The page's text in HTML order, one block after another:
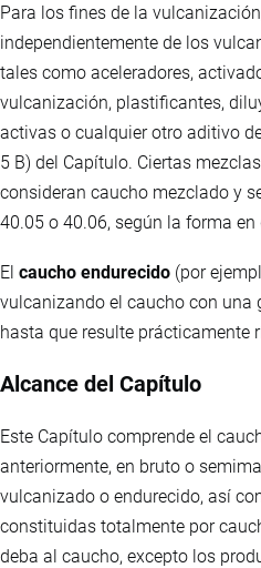
Para los fines de la
independientemente de los
tales como aceleradores,
vulcanización, plastificantes,
activas o cualquier otro aditivo
5 B) del Capítulo. Ciertas
consideran caucho mezclado y
40.05 o 40.06, según la forma en
El caucho endurecido (por
vulcanizando el caucho con una
hasta que resulte prácticamente
Alcance del Capítulo
Este Capítulo comprende el
anteriormente, en bruto o
vulcanizado o endurecido, así
constituidas totalmente por
deba al caucho, excepto los